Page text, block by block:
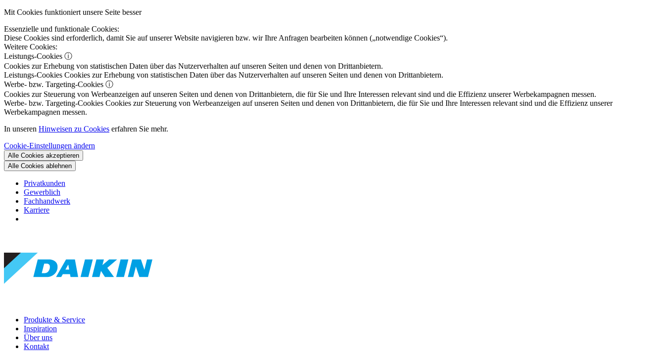
Mit Cookies funktioniert unsere Seite besser
Essenzielle und funktionale Cookies:
Diese Cookies sind erforderlich, damit Sie auf unserer Website navigieren bzw. wir Ihre Anfragen bearbeiten können („notwendige Cookies“).
Weitere Cookies:
Leistungs-Cookies ⓘ
Cookies zur Erhebung von statistischen Daten über das Nutzerverhalten auf unseren Seiten und denen von Drittanbietern.
Leistungs-Cookies Cookies zur Erhebung von statistischen Daten über das Nutzerverhalten auf unseren Seiten und denen von Drittanbietern.
Werbe- bzw. Targeting-Cookies ⓘ
Cookies zur Steuerung von Werbeanzeigen auf unseren Seiten und denen von Drittanbietern, die für Sie und Ihre Interessen relevant sind und die Effizienz unserer Werbekampagnen messen.
Werbe- bzw. Targeting-Cookies Cookies zur Steuerung von Werbeanzeigen auf unseren Seiten und denen von Drittanbietern, die für Sie und Ihre Interessen relevant sind und die Effizienz unserer
Werbekampagnen messen.
In unseren Hinweisen zu Cookies erfahren Sie mehr.
Cookie-Einstellungen ändern
Alle Cookies akzeptieren
Alle Cookies ablehnen
Privatkunden
Gewerblich
Fachhandwerk
Karriere
Produkte & Service
Inspiration
Über uns
Kontakt